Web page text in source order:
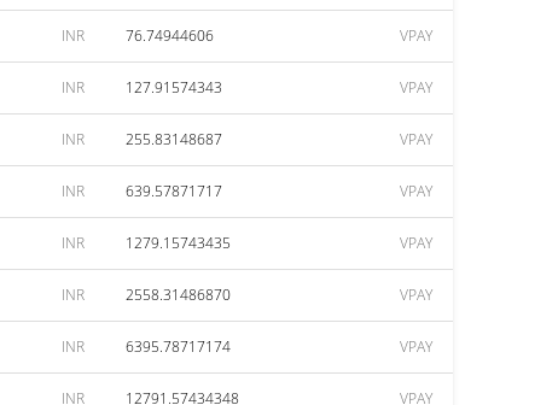
INR 76.74944606 VPAY
INR 127.91574343 VPAY
INR 255.83148687 VPAY
INR 639.57871717 VPAY
INR 1279.15743435 VPAY
INR 2558.31486870 VPAY
INR 6395.78717174 VPAY
INR 12791.57434348 VPAY